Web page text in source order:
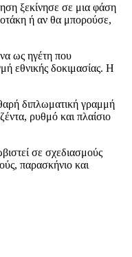
ξεκίνησε σε μια φάση
ή αν θα μπορούσε,
ως ηγέτη που
εθνικής δοκιμασίας. Η
διπλωματική γραμμή
ρυθμό και πλαίσιο
σε σχεδιασμούς
παρασκήνιο και